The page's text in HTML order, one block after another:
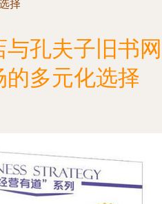
择
孔夫子旧书网
多元化选择